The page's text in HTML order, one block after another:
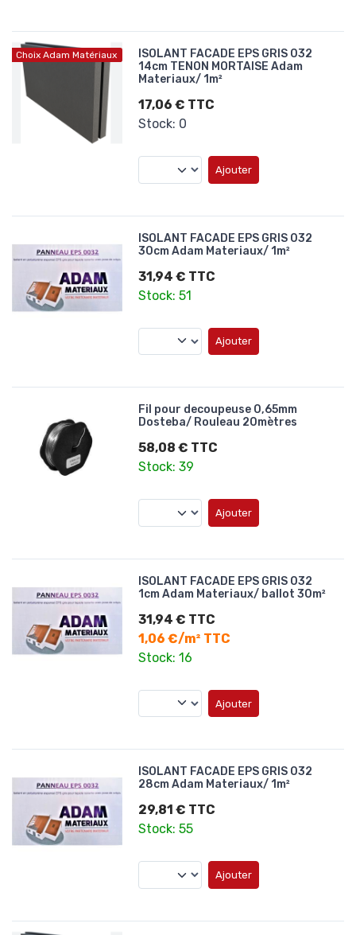
Choix Adam Matériaux
ISOLANT FACADE EPS GRIS 032
14cm TENON MORTAISE Adam
Materiaux/ 1m²
17,06 € TTC
Stock: 0
Ajouter
ISOLANT FACADE EPS GRIS 032
30cm Adam Materiaux/ 1m²
31,94 € TTC
Stock: 51
Ajouter
Fil pour decoupeuse 0,65mm
Dosteba/ Rouleau 20mètres
58,08 € TTC
Stock: 39
Ajouter
ISOLANT FACADE EPS GRIS 032
1cm Adam Materiaux/ ballot 30m²
31,94 € TTC
1,06 €/m² TTC
Stock: 16
Ajouter
ISOLANT FACADE EPS GRIS 032
28cm Adam Materiaux/ 1m²
29,81 € TTC
Stock: 55
Ajouter